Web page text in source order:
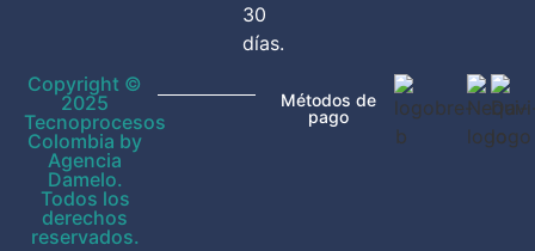
30
días.
Copyright ©
2025
Tecnoprocesos
Colombia by
Agencia
Damelo.
Todos los
derechos
reservados.
Métodos de
pago